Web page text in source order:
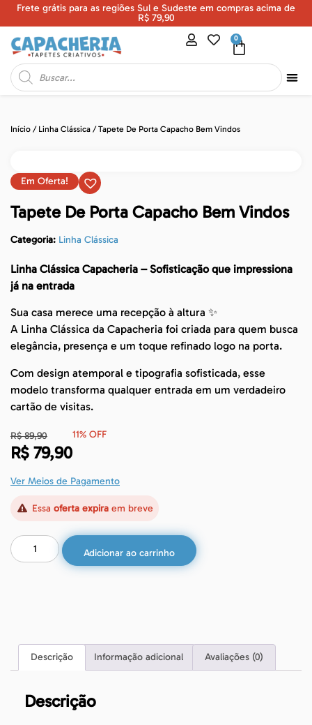
Frete grátis para as regiões Sul e Sudeste em compras acima de
R$ 79,90
0
Início / Linha Clássica / Tapete De Porta Capacho Bem Vindos
Em Oferta!
Tapete De Porta Capacho Bem Vindos
Categoria: Linha Clássica
Linha Clássica Capacheria – Sofisticação que impressiona
já na entrada
Sua casa merece uma recepção à altura ✨
A Linha Clássica da Capacheria foi criada para quem busca
elegância, presença e um toque refinado logo na porta.
Com design atemporal e tipografia sofisticada, esse
modelo transforma qualquer entrada em um verdadeiro
cartão de visitas.
R$89,90
R$ 79,90
11% OFF
Ver Meios de Pagamento
Essa oferta expiraem breve
Adicionar ao carrinho
Descrição Informação adicional Avaliações (0)
Descrição